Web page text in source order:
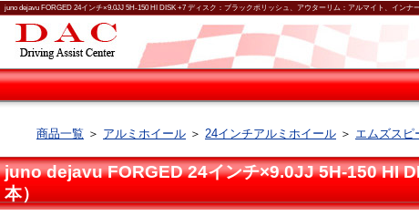
juno dejavu FORGED 24インチ×9.0JJ 5H-150 HI DISK +7 ディスク：ブラックポリッシュ、アウターリム：アルマイト、インナ
商品一覧 ＞ アルミホイール ＞ 24インチアルミホイール ＞ エムズスピ
juno dejavu FORGED 24インチ×9.0JJ 5H-150 HI
本）